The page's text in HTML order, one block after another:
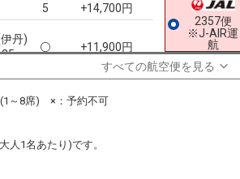
5 +14,700円
丹)
+11,900円
2357便
※J-AIR運
航
すべての航空便を見る
～8席) ×：予約不可
人1名あたり)です。